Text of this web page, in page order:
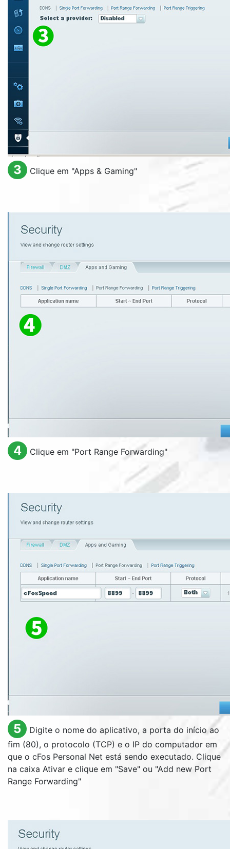
3 Clique em "Apps & Gaming"
4 Clique em "Port Range Forwarding"
5
Digite o nome do aplicativo, a porta do início ao
fim (80), o protocolo (TCP) e o IP do computador em
que o cFos Personal Net está sendo executado. Clique
na caixa Ativar e clique em "Save" ou "Add new Port
Range Forwarding"